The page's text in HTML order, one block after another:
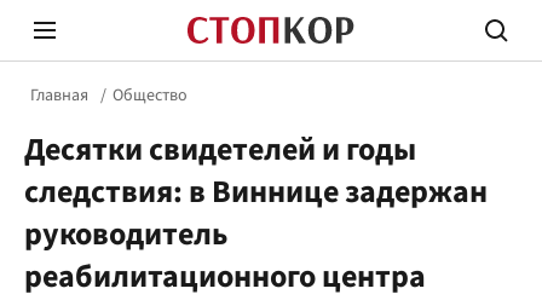
Стоп Политической Коррупции
Главная Общество
Десятки свидетелей и годы
следствия: в Виннице задержан
руководитель
реабилитационного центра